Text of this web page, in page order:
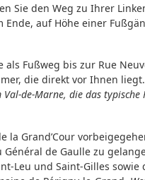
Sie den Weg zu Ihrer
Ende, auf Höhe einer
Fußweg bis zur Rue
die direkt vor Ihnen
de-Marne, die das
la Grand’Cour
de Gaulle zu
Leu und Saint-Gilles sowie